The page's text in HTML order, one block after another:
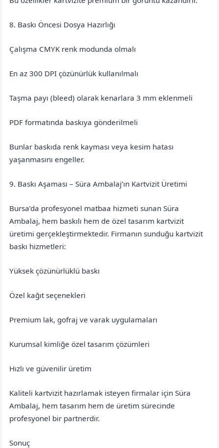
8. Baskı Öncesi Dosya Hazırlığı
Çalışma CMYK renk modunda olmalı
En az 300 DPI çözünürlük kullanılmalı
Taşma payı (bleed) olarak kenarlara 3 mm eklenmeli
PDF formatında baskıya gönderilmeli
Bunlar baskıda renk kayması veya kesim hatası
yaşanmasını engeller.
9. Baskı Aşaması – Süra Ambalaj’ın Kartvizit Üretimi
Bursa’da profesyonel matbaa hizmeti sunan Süra
Ambalaj, hem baskılı hem de özel tasarım kartvizit
üretimi gerçekleştirmektedir. Firmanın sunduğu kartvizit
baskı hizmetleri:
Yüksek çözünürlüklü baskı
Özel kağıt seçenekleri
Premium lak, gofraj ve varak uygulamaları
Kurumsal kimliğe özel tasarım çözümleri
Hızlı ve güvenilir üretim
Kaliteli kartvizit hazırlamak isteyen firmalar için Süra
Ambalaj, hem tasarım hem de üretim sürecinde
profesyonel bir partnerdir.
Sonuç